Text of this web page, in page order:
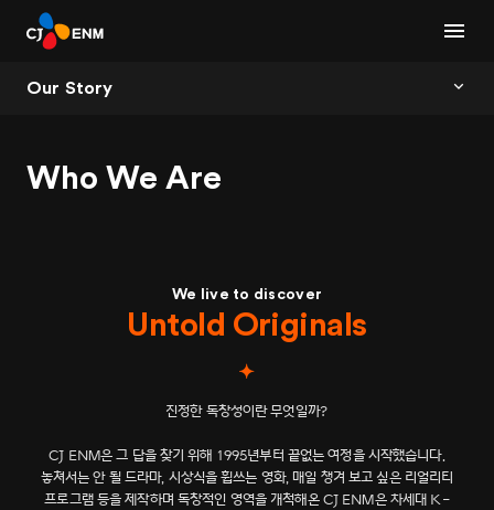
Our Story
Who We Are
We live to discover
Untold Originals
진정한 독창성이란 무엇일까?
CJ ENM은 그 답을 찾기 위해 1995년부터 끝없는 여정을 시작했습니다.
놓쳐서는 안 될 드라마, 시상식을 휩쓰는 영화, 매일 챙겨 보고 싶은 리얼리티
프로그램 등을 제작하며 독창적인 영역을 개척해온 CJ ENM은 차세대 K-